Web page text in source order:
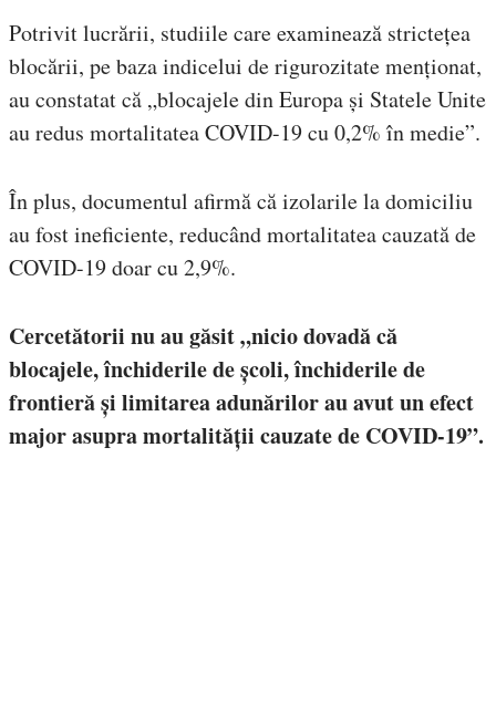
Potrivit lucrării, studiile care examinează strictețea
blocării, pe baza indicelui de rigurozitate menționat,
au constatat că „blocajele din Europa și Statele Unite
au redus mortalitatea COVID-19 cu 0,2% în medie”.
În plus, documentul afirmă că izolarile la domiciliu
au fost ineficiente, reducând mortalitatea cauzată de
COVID-19 doar cu 2,9%.
Cercetătorii nu au găsit „nicio dovadă că
blocajele, închiderile de școli, închiderile de
frontieră și limitarea adunărilor au avut un efect
major asupra mortalității cauzate de COVID-19”.